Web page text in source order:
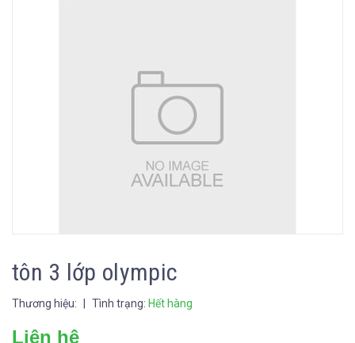
tôn 3 lớp olympic
Thương hiệu: Tình trạng: Hết hàng
Liên hệ